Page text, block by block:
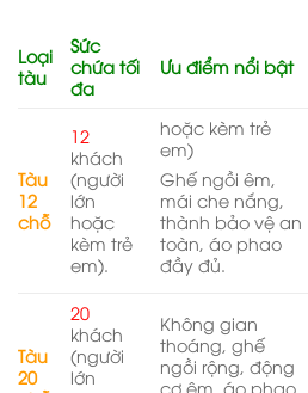
Loại
tàu
Sức
chứa tối
đa
Ưu điểm nổi bật
Tàu
12
chỗ
12
khách
(người
lớn
hoặc
kèm trẻ
em).
hoặc kèm trẻ
em)
Ghế ngồi êm,
mái che nắng,
thành bảo vệ an
toàn, áo phao
đầy đủ.
Tàu
20
20
khách
(người
lớn
Không gian
thoáng, ghế
ngồi rộng, động
cơ êm, áo phao